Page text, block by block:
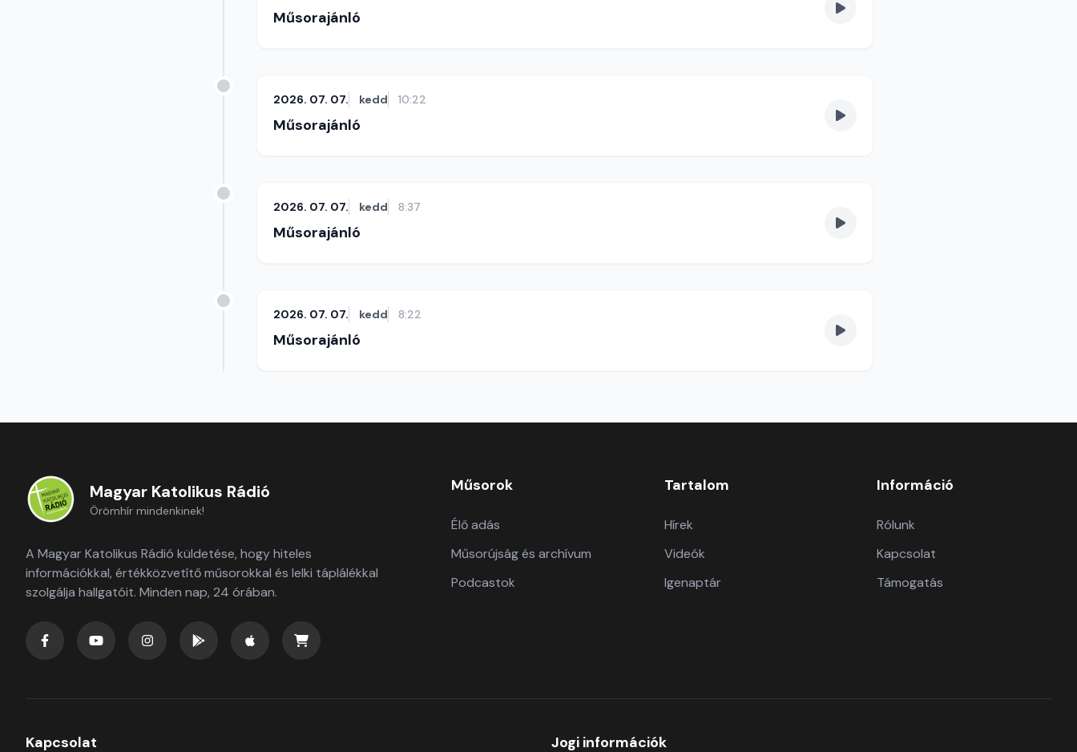
Műsorajánló
2026. 07. 07. kedd 10:22
Műsorajánló
2026. 07. 07. kedd 8:37
Műsorajánló
2026. 07. 07. kedd 8:22
Műsorajánló
Magyar Katolikus Rádió
Örömhír mindenkinek!
A Magyar Katolikus Rádió küldetése, hogy hiteles
információkkal, értékközvetítő műsorokkal és lelki táplálékkal
szolgálja hallgatóit. Minden nap, 24 órában.
Műsorok
Élő adás
Műsorújság és archívum
Podcastok
Tartalom
Hírek
Videók
Igenaptár
Információ
Rólunk
Kapcsolat
Támogatás
Kapcsolat Jogi információk